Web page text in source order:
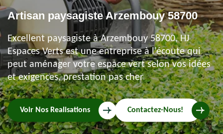
Artisan paysagiste Arzembouy 58700
Excellent paysagiste à Arzembouy 58700, HJ
Espaces Verts est une entreprise à l'écoute qui
peut aménager votre espace vert selon vos idées
et exigences, prestation pas cher
Voir Nos Realisations Contactez-Nous!